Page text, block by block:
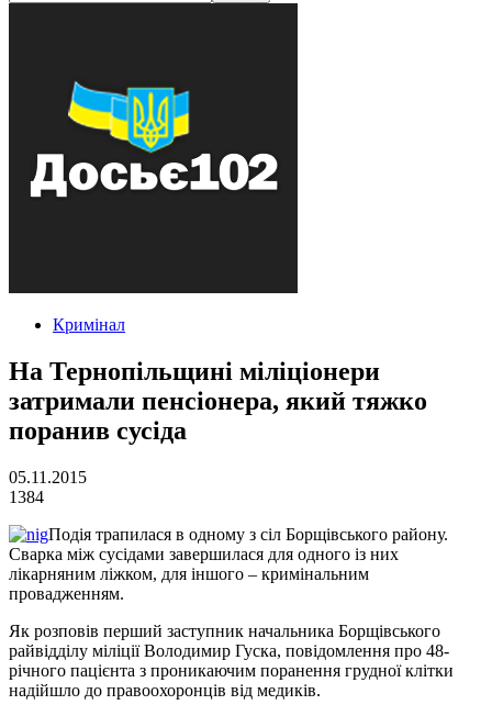
Кримінал
На Тернопільщині міліціонери
затримали пенсіонера, який тяжко
поранив сусіда
05.11.2015
1384
Подія трапилася в одному з сіл Борщівського району.
Сварка між сусідами завершилася для одного із них
лікарняним ліжком, для іншого – кримінальним
провадженням.
Як розповів перший заступник начальника Борщівського
райвідділу міліції Володимир Гуска, повідомлення про 48-
річного пацієнта з проникаючим поранення грудної клітки
надійшло до правоохоронців від медиків.